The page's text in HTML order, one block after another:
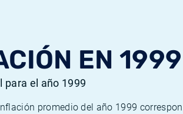
EN 1999
para el año 1999
promedio del año 1999